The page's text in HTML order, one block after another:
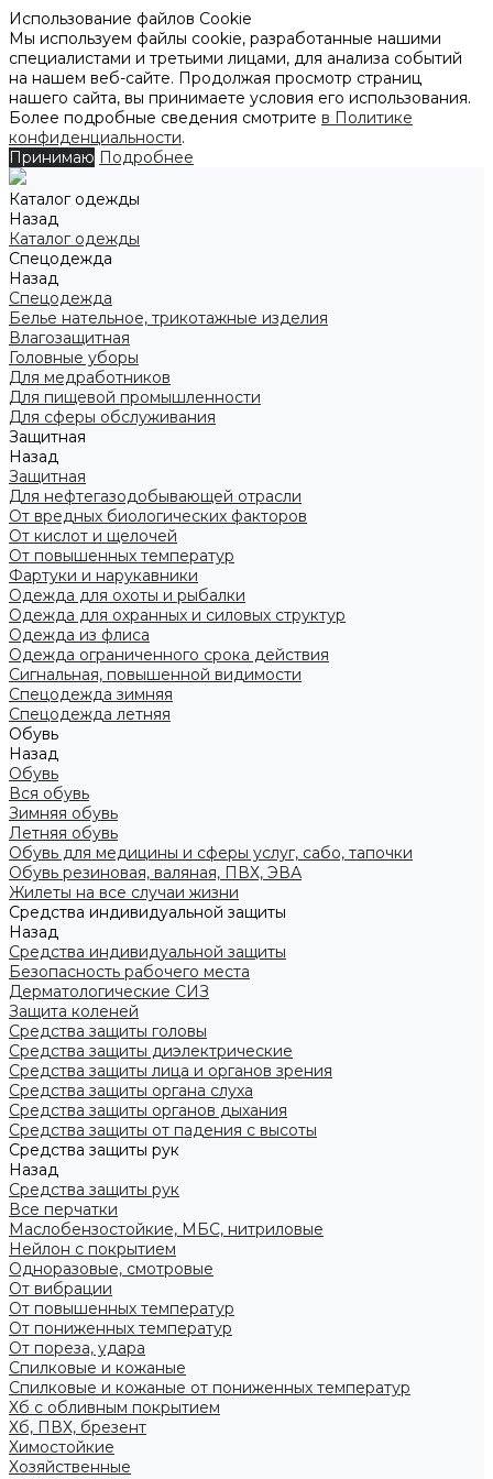
Использование файлов Cookie
Мы используем файлы cookie, разработанные нашими
специалистами и третьими лицами, для анализа событий
на нашем веб-сайте. Продолжая просмотр страниц
нашего сайта, вы принимаете условия его использования.
Более подробные сведения смотрите в Политике
конфиденциальности.
Принимаю Подробнее
Каталог одежды
Назад
Каталог одежды
Спецодежда
Назад
Спецодежда
Белье нательное, трикотажные изделия
Влагозащитная
Головные уборы
Для медработников
Для пищевой промышленности
Для сферы обслуживания
Защитная
Назад
Защитная
Для нефтегазодобывающей отрасли
От вредных биологических факторов
От кислот и щелочей
От повышенных температур
Фартуки и нарукавники
Одежда для охоты и рыбалки
Одежда для охранных и силовых структур
Одежда из флиса
Одежда ограниченного срока действия
Сигнальная, повышенной видимости
Спецодежда зимняя
Спецодежда летняя
Обувь
Назад
Обувь
Вся обувь
Зимняя обувь
Летняя обувь
Обувь для медицины и сферы услуг, сабо, тапочки
Обувь резиновая, валяная, ПВХ, ЭВА
Жилеты на все случаи жизни
Средства индивидуальной защиты
Назад
Средства индивидуальной защиты
Безопасность рабочего места
Дерматологические СИЗ
Защита коленей
Средства защиты головы
Средства защиты диэлектрические
Средства защиты лица и органов зрения
Средства защиты органа слуха
Средства защиты органов дыхания
Средства защиты от падения с высоты
Средства защиты рук
Назад
Средства защиты рук
Все перчатки
Маслобензостойкие, МБС, нитриловые
Нейлон с покрытием
Одноразовые, смотровые
От вибрации
От повышенных температур
От пониженных температур
От пореза, удара
Спилковые и кожаные
Спилковые и кожаные от пониженных температур
Хб с обливным покрытием
Хб, ПВХ, брезент
Химостойкие
Хозяйственные